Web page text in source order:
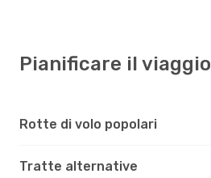
Pianificare il viaggio
Rotte di volo popolari
Tratte alternative